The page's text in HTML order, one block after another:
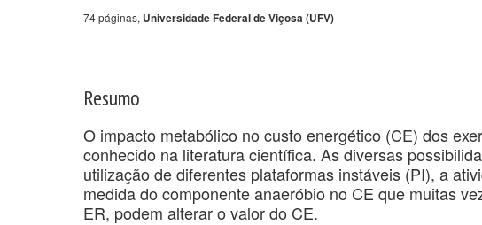
74 páginas, Universidade Federal de Viçosa (UFV)
Resumo
O impacto metabólico no custo energético (CE) dos
conhecido na literatura científica. As diversas
utilização de diferentes plataformas instáveis (PI), a
medida do componente anaeróbio no CE que muitas
ER, podem alterar o valor do CE.